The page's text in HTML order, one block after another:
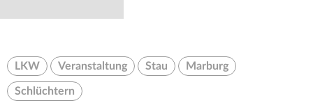
LKW Veranstaltung Stau Marburg
Schlüchtern